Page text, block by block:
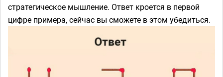
стратегическое мышление. Ответ кроется в первой
цифре примера, сейчас вы сможете в этом убедиться.